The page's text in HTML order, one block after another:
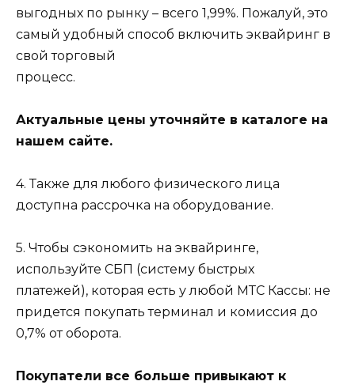
выгодных по рынку – всего 1,99%. Пожалуй, это
самый удобный способ включить эквайринг в
свой торговый
процесс.
Актуальные цены уточняйте в каталоге на
нашем сайте.
4. Также для любого физического лица
доступна рассрочка на оборудование.
5. Чтобы сэкономить на эквайринге,
используйте СБП (систему быстрых
платежей), которая есть у любой МТС Кассы: не
придется покупать терминал и комиссия до
0,7% от оборота.
Покупатели все больше привыкают к